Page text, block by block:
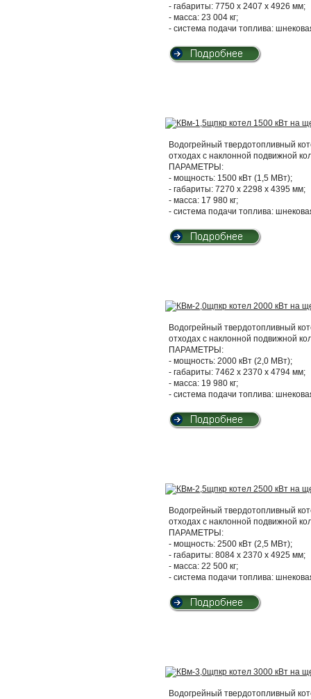
- габариты: 7750 х 2407 х 4926 мм;
- масса: 23 004 кг;
- система подачи топлива:
Водогрейный твердотопливный
отходах с наклонной подвижной
ПАРАМЕТРЫ:
- мощность: 1500 кВт (1,5 МВт);
- габариты: 7270 х 2298 х 4395 мм;
- масса: 17 980 кг;
- система подачи топлива:
Водогрейный твердотопливный
отходах с наклонной подвижной
ПАРАМЕТРЫ:
- мощность: 2000 кВт (2,0 МВт);
- габариты: 7462 х 2370 х 4794 мм;
- масса: 19 980 кг;
- система подачи топлива:
Водогрейный твердотопливный
отходах с наклонной подвижной
ПАРАМЕТРЫ:
- мощность: 2500 кВт (2,5 МВт);
- габариты: 8084 х 2370 х 4925 мм;
- масса: 22 500 кг;
- система подачи топлива:
Водогрейный твердотопливный